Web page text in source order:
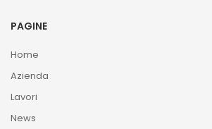
PAGINE
Home
Azienda
Lavori
News